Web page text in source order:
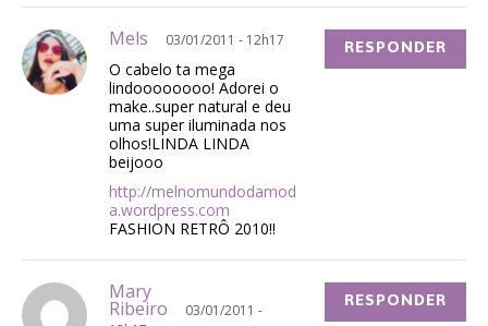
Mels 03/01/2011 - 12h17
O cabelo ta mega
lindoooooooo! Adorei o
make..super natural e deu
uma super iluminada nos
olhos!LINDA LINDA
beijooo
http://melnomundodamod
a.wordpress.com
FASHION RETRÔ 2010!!
RESPONDER
Mary
Ribeiro
03/01/2011 -
RESPONDER